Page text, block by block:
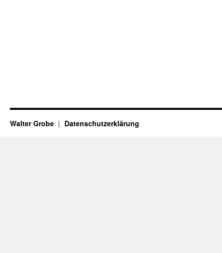
Walter Grobe Datenschutzerklärung